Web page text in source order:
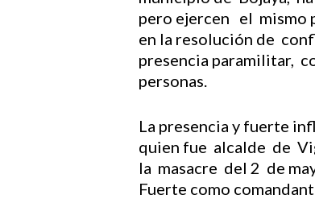
pero ejercen el mismo
en la resolución de
presencia paramilitar,
personas.
La presencia y fuerte
quien fue alcalde de
la masacre del 2 de
Fuerte como